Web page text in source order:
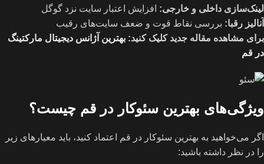
لینک‌سازی داخلی و خارجی: افزایش اعتبار سایت نزد گوگل
آنالیز رقبا: بررسی نقاط قوت و ضعف سایت‌های رقیب
برای مشاهده مقاله جدید کلیک کنید: بهترین آژانس دیجیتال مارکتینگ
در قم
ویژگی‌های بهترین سئوکار در قم چیست؟
اگر می‌خواهید به بهترین سئوکار در قم اعتماد کنید، باید معیارهای زیر
را در نظر داشته باشید: